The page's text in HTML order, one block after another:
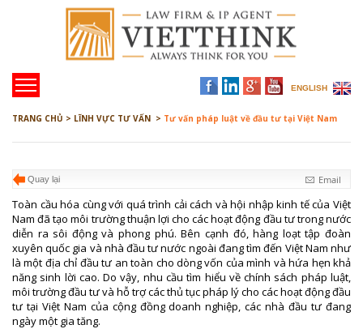
ENGLISH
TRANG CHỦ > LĨNH VỰC TƯ VẤN > Tư vấn pháp luật về đầu tư tại Việt Nam
Quay lại Email
Toàn cầu hóa cùng với quá trình cải cách và hội nhập kinh tế của Việt
Nam đã tạo môi trường thuận lợi cho các hoạt động đầu tư trong nước
diễn ra sôi động và phong phú. Bên cạnh đó, hàng loạt tập đoàn
xuyên quốc gia và nhà đầu tư nước ngoài đang tìm đến Việt Nam như
là một địa chỉ đầu tư an toàn cho dòng vốn của mình và hứa hẹn khả
năng sinh lời cao. Do vậy, nhu cầu tìm hiểu về chính sách pháp luật,
môi trường đầu tư và hỗ trợ các thủ tục pháp lý cho các hoạt động đầu
tư tại Việt Nam của cộng đồng doanh nghiệp, các nhà đầu tư đang
ngày một gia tăng.